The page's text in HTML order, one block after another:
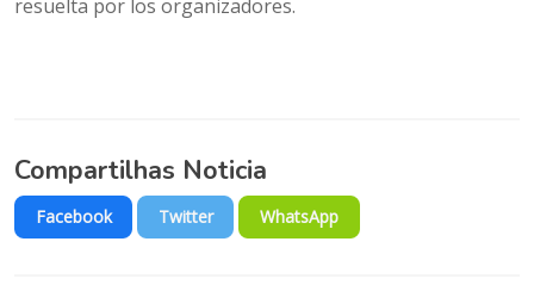
resuelta por los organizadores.
Compartilhas Noticia
Facebook Twitter WhatsApp